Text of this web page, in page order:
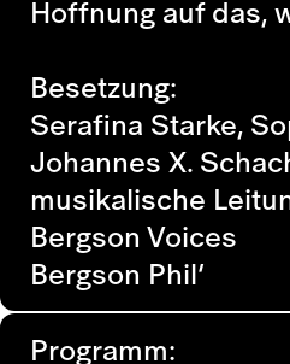
Hoffnung auf das,
Besetzung:
Serafina Starke,
Johannes X.
musikalische
Bergson Voices
Bergson Phil’
Programm: